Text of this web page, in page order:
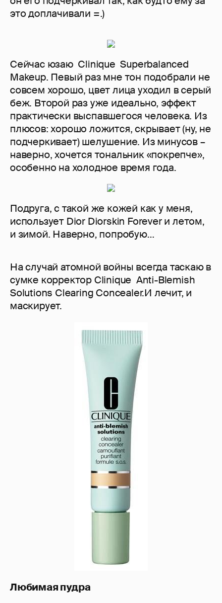
это доплачивали =.)
Сейчас юзаю Clinique Superbalanced
Makeup. Певый раз мне тон подобрали не
совсем хорошо, цвет лица уходил в серый
беж. Второй раз уже идеально, эффект
практически выспавшегося человека. Из
плюсов: хорошо ложится, скрывает (ну, не
подчеркивает) шелушение. Из минусов –
наверно, хочется тональник «покрепче»,
особенно на холодное время года.
Подруга, с такой же кожей как у меня,
использует Dior Diorskin Forever и летом,
и зимой. Наверно, попробую…
На случай атомной войны всегда таскаю в
сумке корректор Clinique Anti-Blemish
Solutions Clearing Concealer.И лечит, и
маскирует.
Любимая пудра